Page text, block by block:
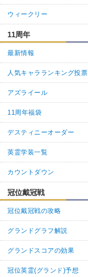
ウィークリー
11周年
最新情報
人気キャラランキング投票
アズライール
11周年福袋
デスティニーオーダー
英霊学装一覧
カウントダウン
冠位戴冠戦
冠位戴冠戦の攻略
グランドグラフ解説
グランドスコアの効果
冠位英霊(グランド)予想